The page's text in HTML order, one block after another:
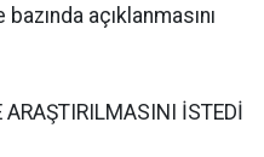
bazında açıklanmasını
ARAŞTIRILMASINI İSTEDİ